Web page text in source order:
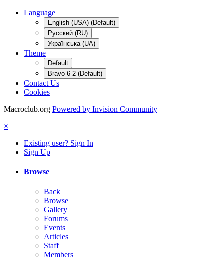
Language
English (USA) (Default)
Русский (RU)
Українська (UA)
Theme
Default
Bravo 6-2 (Default)
Contact Us
Cookies
Macroclub.org Powered by Invision Community
×
Existing user? Sign In
Sign Up
Browse
Back
Browse
Gallery
Forums
Events
Articles
Staff
Members